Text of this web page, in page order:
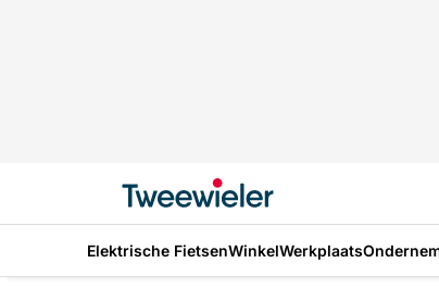
Elektrische FietsenWinkelWerkplaats